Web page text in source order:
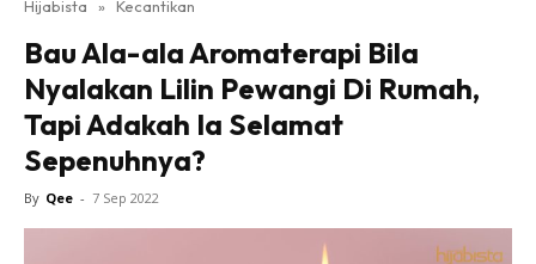
Hijabista » Kecantikan
Bau Ala-ala Aromaterapi Bila
Nyalakan Lilin Pewangi Di Rumah,
Tapi Adakah Ia Selamat
Sepenuhnya?
By Qee - 7 Sep 2022